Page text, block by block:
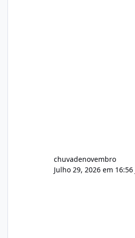
chuvadenovembro
Julho 29, 2026 em 16:56